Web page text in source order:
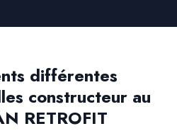
différentes
constructeur au
RETROFIT